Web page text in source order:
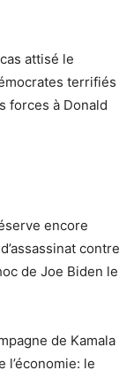
attisé le
terrifiés
forces à Donald
encore
contre
de Joe Biden le
de Kamala
le